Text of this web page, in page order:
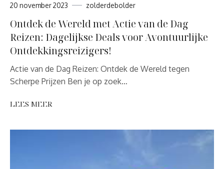
20 november 2023 zolderdebolder
Ontdek de Wereld met Actie van de Dag
Reizen: Dagelijkse Deals voor Avontuurlijke
Ontdekkingsreizigers!
Actie van de Dag Reizen: Ontdek de Wereld tegen
Scherpe Prijzen Ben je op zoek…
LEES MEER